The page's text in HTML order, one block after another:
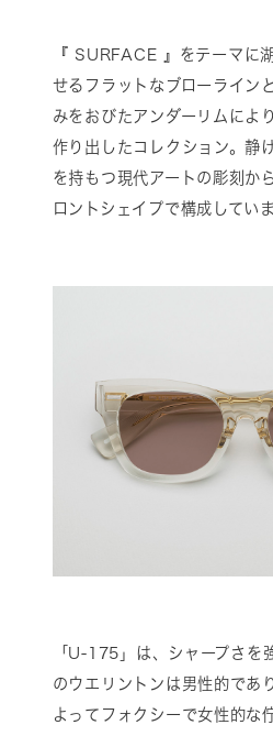
『 SURFACE 』をテーマに
せるフラットなブローライン
みをおびたアンダーリムによ
作り出したコレクション。静
を持もつ現代アートの彫刻か
ロントシェイプで構成していま
「U-175」は、シャープさを
のウエリントンは男性的であ
よってフォクシーで女性的な